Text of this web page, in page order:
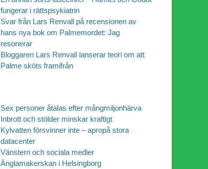
fungerar i rättspsykiatrin
Svar från Lars Renvall på recensionen av
hans nya bok om Palmemordet: Jag
resonerar
Bloggaren Lars Renvall lanserar teori om att
Palme sköts framifrån
Sex personer åtalas efter mångmiljonhärva
Inbrott och stölder minskar kraftigt
Kylvatten försvinner inte – apropå stora
datacenter
Vänstern och sociala medier
Änglamakerskan i Helsingborg